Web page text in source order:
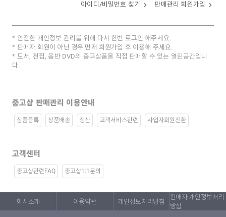
아이디/비밀번호 찾기 판매관리 회원가입
안전한 개인정보 관리를 위해 다시 한번 로그인 해주세요.
판매자 회원이 아닌 경우 먼저 회원가입 후 이용해 주세요.
도서, 전집, 음반 DVD의 중고상품을 직접 판매할 수 있는 열린공간입니
다.
중고샵 판매관리 이용안내
상품등록 상품배송 정산 고객서비스관련 사업자회원전환
고객센터
중고샵관련FAQ 중고샵1:1문의
회사소개 이용약관 개인정보처리방침
판매자 개인정보처리
방침